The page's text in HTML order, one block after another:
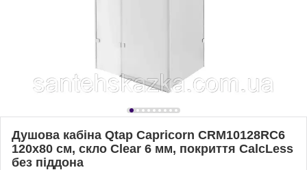
Душова кабіна Qtap Capricorn CRM10128RC6
120x80 см, скло Clear 6 мм, покриття CalcLess
без піддона